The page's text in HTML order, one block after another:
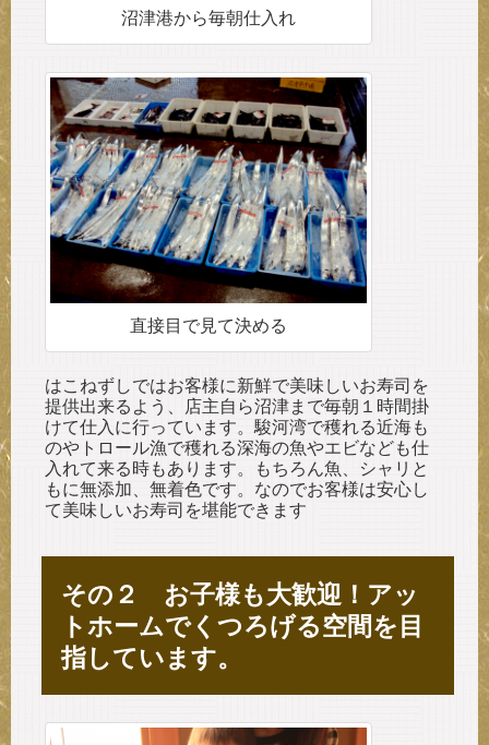
沼津港から毎朝仕入れ
直接目で見て決める
はこねずしではお客様に新鮮で美味しいお寿司を
提供出来るよう、店主自ら沼津まで毎朝１時間掛
けて仕入に行っています。駿河湾で穫れる近海も
のやトロール漁で穫れる深海の魚やエビなども仕
入れて来る時もあります。もちろん魚、シャリと
もに無添加、無着色です。なのでお客様は安心し
て美味しいお寿司を堪能できます
その２ お子様も大歓迎！アッ
トホームでくつろげる空間を目
指しています。